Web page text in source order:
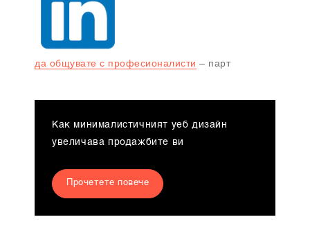
да общувате с професионалисти – парт
Как минималистичният уеб дизайн
увеличава продажбите ви
Прочетете повече